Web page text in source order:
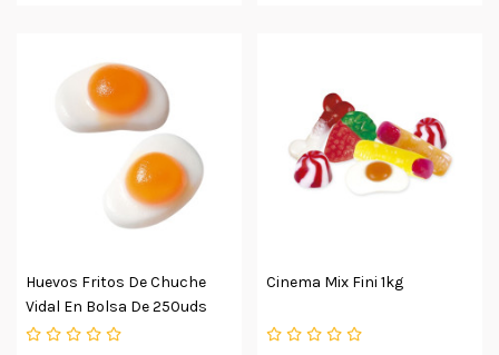
Huevos Fritos De Chuche
Vidal En Bolsa De 250uds
Cinema Mix Fini 1kg